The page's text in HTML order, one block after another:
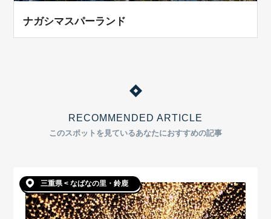
ナガシマスパーランド
RECOMMENDED ARTICLE
このスポットを見ているあなたにおすすめの記事
三重県 < なばなの里・鈴鹿